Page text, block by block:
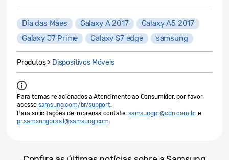
Dia das Mães Galaxy A 2017
Galaxy A5 2017
Galaxy J7 Prime
Galaxy S7 edge samsung
Produtos > Dispositivos Móveis
Para temas relacionados a Atendimento ao Consumidor, por favor,
acesse samsung.com/br/support.
Para solicitações de imprensa contate: samsungpr@cdn.com.bre
pr.samsungbrasil@samsung.com